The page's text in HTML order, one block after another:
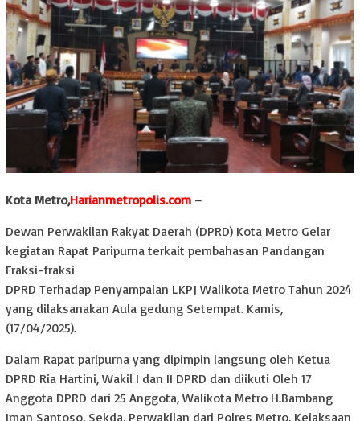
Kota Metro,Harianmetropolis.com –
Dewan Perwakilan Rakyat Daerah (DPRD) Kota Metro Gelar
kegiatan Rapat Paripurna terkait pembahasan Pandangan
Fraksi-fraksi
DPRD Terhadap Penyampaian LKPJ Walikota Metro Tahun 2024
yang dilaksanakan Aula gedung Setempat. Kamis,
(17/04/2025).
Dalam Rapat paripurna yang dipimpin langsung oleh Ketua
DPRD Ria Hartini, Wakil I dan II DPRD dan diikuti Oleh 17
Anggota DPRD dari 25 Anggota, Walikota Metro H.Bambang
Iman Santoso, Sekda, Perwakilan dari Polres Metro, Kejaksaan